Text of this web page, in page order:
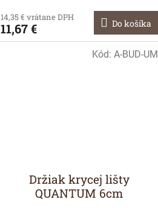
14,35 € vrátane DPH
11,67 € Do košíka
Držiak krycej lišty
QUANTUM 6cm
Kód: A-BUD-UM